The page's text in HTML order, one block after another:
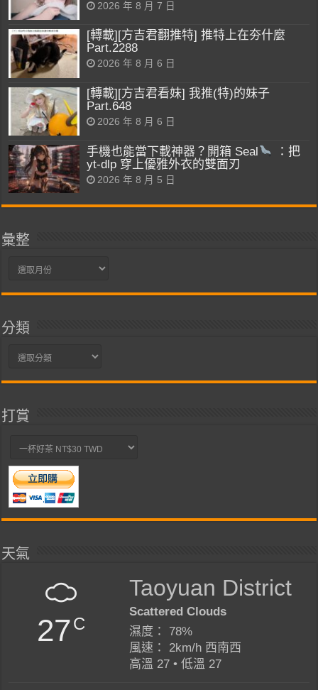
2026 年 8 月 7 日
[轉載][方吉君翻推特] 推特上在夯什麼
Part.2288
2026 年 8 月 6 日
[轉載][方吉君看妹] 我推(特)的妹子
Part.648
2026 年 8 月 6 日
手機也能當下載神器？開箱 Seal
：把
yt-dlp 穿上優雅外衣的雙面刃
2026 年 8 月 5 日
彙整
彙
分類
分
打賞
天氣
27C
Taoyuan District
Scattered Clouds
濕度： 78%
風速： 2km/h 西南西
高溫 27 • 低溫 27